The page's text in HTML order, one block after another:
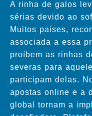
A rinha de galos
sérias devido ao
Muitos países,
associada a essa
proíbem as rinhas
severas para
participam delas.
apostas online e a
global tornam a